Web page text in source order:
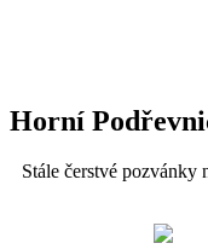
Horní
Stále čerstvé pozvánky